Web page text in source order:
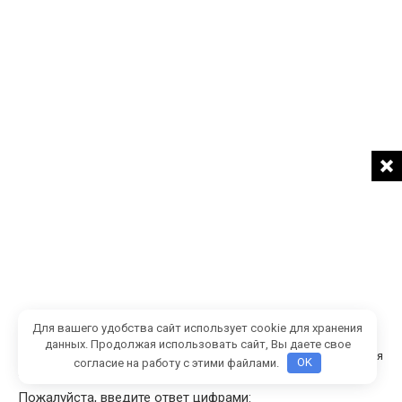
Сохранить моё имя, email и адрес сайта в этом браузере для
последующих моих комментариев.
Пожалуйста, введите ответ цифрами:
Для вашего удобства сайт использует cookie для хранения
данных. Продолжая использовать сайт, Вы даете свое
согласие на работу с этими файлами.
OK